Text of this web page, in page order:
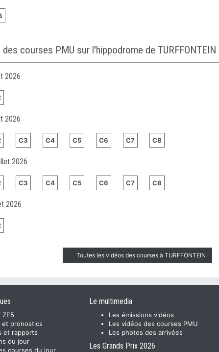
courses PMU sur l'hippodrome de TURFFONTEIN
2026
2026
C3 C4 C5 C6 C7 C8
2026
C3 C4 C5 C6 C7 C8
2026
Toutes les vidéos des courses à TURFFONTEIN
et pronostics
et rapports
du jour
courses du jour
Le multimedia
Les émissions vidéos
Les vidéos des courses PMU
Les photos des arrivées
Les Grands Prix 2026